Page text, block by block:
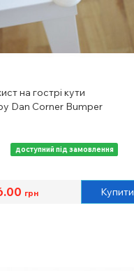
на гострі кути
Dan Corner Bumper
доступний під замовлення
грн Купити